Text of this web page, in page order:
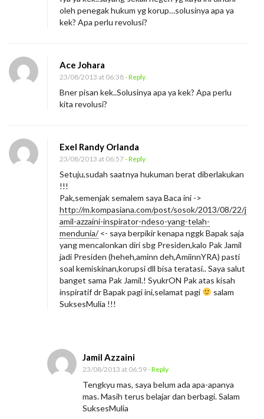
n
g
m
r
k
a
n
H
u
k
u
m
a
n
oleh penegak hukum yg korup…solusinya apa ya
kek? Apa perlu revolusi?
Ace Johara
23/08/2013 at 06:38- Reply
Bner pisan kek..Solusinya apa ya kek? Apa perlu
kita revolusi?
Exel Randy Orlanda
23/08/2013 at 06:57- Reply
Setuju,sudah saatnya hukuman berat diberlakukan
!!!
Pak,semenjak semalem saya Baca ini ->
http://m.kompasiana.com/post/sosok/2013/08/22/j
amil-azzaini-inspirator-ndeso-yang-telah-
mendunia/<- saya berpikir kenapa nggk Bapak saja
yang mencalonkan diri sbg Presiden,kalo Pak Jamil
jadi Presiden (heheh,aminn deh,AmiinnYRA) pasti
soal kemiskinan,korupsi dll bisa teratasi.. Saya salut
banget sama Pak Jamil.! SyukrON Pak atas kisah
inspiratif dr Bapak pagi ini,selamat pagi
salam
SuksesMulia !!!
Jamil Azzaini
23/08/2013 at 06:59- Reply
Tengkyu mas, saya belum ada apa-apanya
mas. Masih terus belajar dan berbagi. Salam
SuksesMulia